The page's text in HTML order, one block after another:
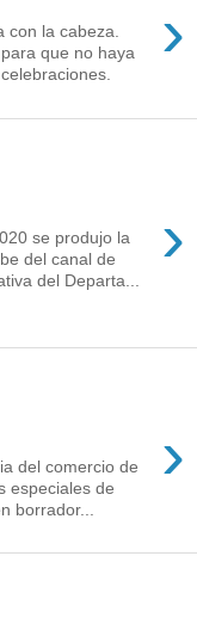
›
con la cabeza.
que no haya
›
se produjo la
del canal de
del Departa...
›
del comercio de
especiales de
borrador...